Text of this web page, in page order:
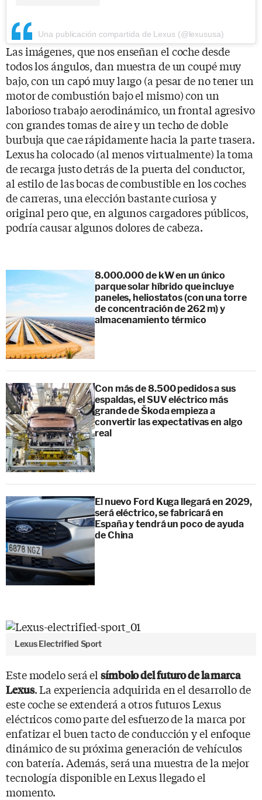
Una publicación compartida de Lexus (@lexususa)
Las imágenes, que nos enseñan el coche desde
todos los ángulos, dan muestra de un coupé muy
bajo, con un capó muy largo (a pesar de no tener un
motor de combustión bajo el mismo) con un
laborioso trabajo aerodinámico, un frontal agresivo
con grandes tomas de aire y un techo de doble
burbuja que cae rápidamente hacia la parte trasera.
Lexus ha colocado (al menos virtualmente) la toma
de recarga justo detrás de la puerta del conductor,
al estilo de las bocas de combustible en los coches
de carreras, una elección bastante curiosa y
original pero que, en algunos cargadores públicos,
podría causar algunos dolores de cabeza.
8.000.000 de kW en un único
parque solar híbrido que incluye
paneles, heliostatos (con una torre
de concentración de 262 m) y
almacenamiento térmico
Con más de 8.500 pedidos a sus
espaldas, el SUV eléctrico más
grande de Škoda empieza a
convertir las expectativas en algo
real
El nuevo Ford Kuga llegará en 2029,
será eléctrico, se fabricará en
España y tendrá un poco de ayuda
de China
Lexus Electrified Sport
Este modelo será el símbolo del futuro de la marca
Lexus. La experiencia adquirida en el desarrollo de
este coche se extenderá a otros futuros Lexus
eléctricos como parte del esfuerzo de la marca por
enfatizar el buen tacto de conducción y el enfoque
dinámico de su próxima generación de vehículos
con batería. Además, será una muestra de la mejor
tecnología disponible en Lexus llegado el
momento.